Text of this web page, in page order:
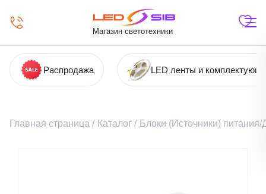
Магазин светотехники
Распродажа LED ленты и
Главная страница / Каталог / Блоки (Источники)